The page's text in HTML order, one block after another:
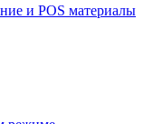
и POS материалы